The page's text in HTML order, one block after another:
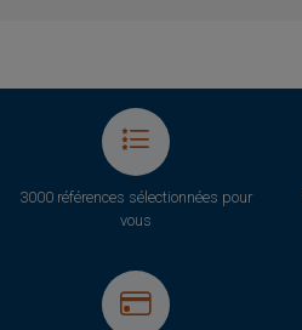
3000 références sélectionnées pour
vous